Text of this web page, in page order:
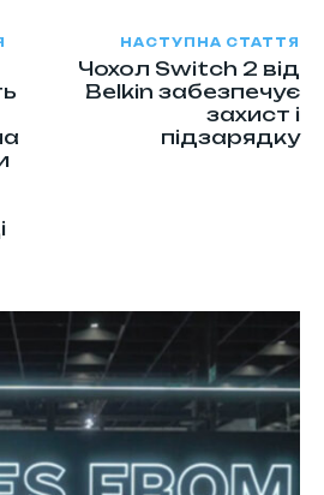
НАСТУПНА СТАТТЯ
Чохол Switch 2 від
Belkin забезпечує
захист і
підзарядку